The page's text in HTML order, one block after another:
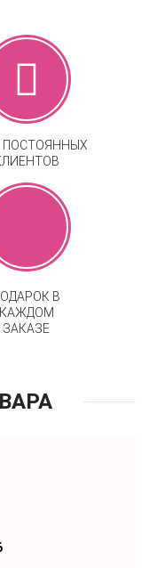
ПОСТОЯННЫХ
В
КАЖДОМ
ЗАКАЗЕ